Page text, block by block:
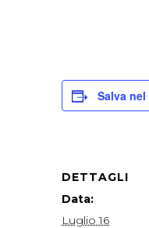
Salva
DETTAGLI
Data:
Luglio 16